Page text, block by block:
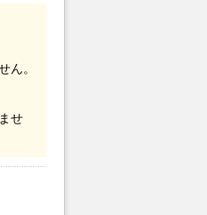
ん。
せ